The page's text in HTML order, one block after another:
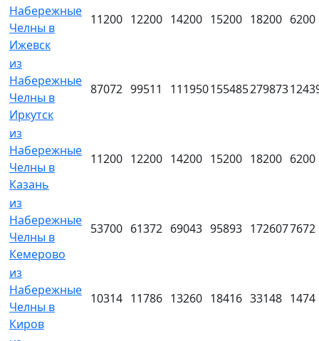
Набережные
Челны в
Ижевск
11200 12200 14200 15200 18200 6200
из
Набережные
Челны в
Иркутск
87072 99511 111950155485279873
из
Набережные
Челны в
Казань
11200 12200 14200 15200 18200 6200
из
Набережные
Челны в
Кемерово
53700 61372 69043 95893 1726077672
из
Набережные
Челны в
Киров
10314 11786 13260 18416 33148 1474